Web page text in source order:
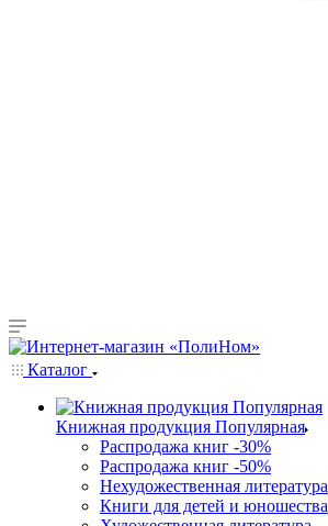
Каталог
Книжная продукция Популярная
Распродажа книг -30%
Распродажа книг -50%
Нехудожественная литература
Книги для детей и юношества